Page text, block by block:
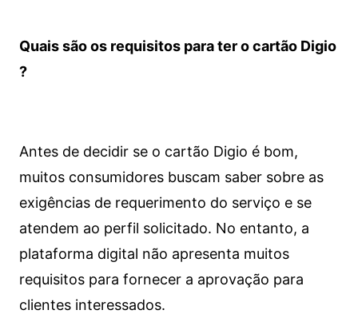
Quais são os requisitos para ter o cartão Digio
?
Antes de decidir se o cartão Digio é bom,
muitos consumidores buscam saber sobre as
exigências de requerimento do serviço e se
atendem ao perfil solicitado. No entanto, a
plataforma digital não apresenta muitos
requisitos para fornecer a aprovação para
clientes interessados.